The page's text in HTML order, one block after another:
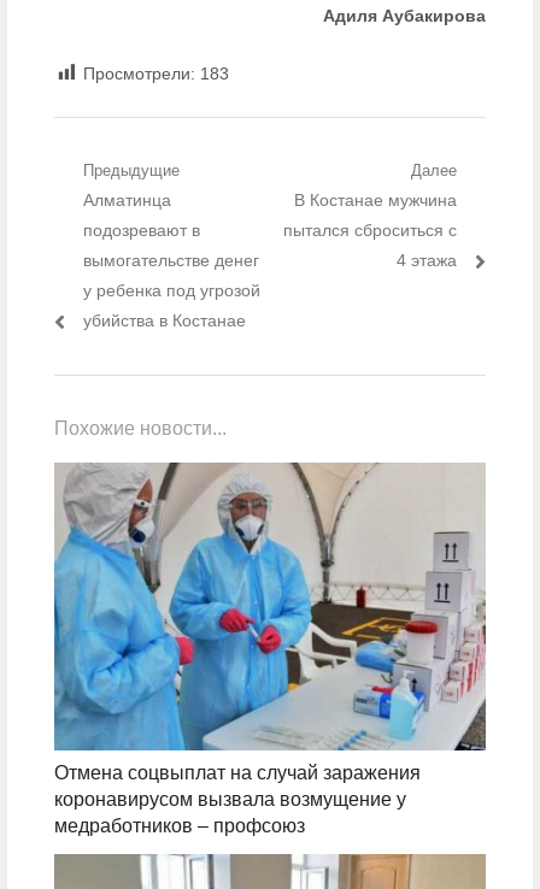
Адиля Аубакирова
Просмотрели: 183
Навигация по записям
Предыдущие
Предыдущий пост:
Алматинца
подозревают в
вымогательстве денег
у ребенка под угрозой
убийства в Костанае
Далее
Следующий пост:
В Костанае мужчина
пытался сброситься с
4 этажа
Похожие новости...
Отмена соцвыплат на случай заражения
коронавирусом вызвала возмущение у
медработников – профсоюз